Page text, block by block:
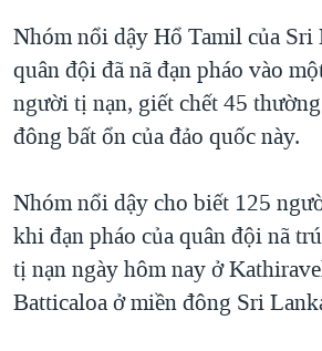
Đi
tới
"Tìm"
TỰ DO BÁO CHÍ
VẠCH TRẦN TIN GIẢ
NGƯỜI VIỆT HẢI NGOẠI
ĐỜI SỐNG
KHOA HỌC
SỨC KHOẺ
VĂN HOÁ
CHUYÊN ĐỀ
CHIẾN TRANH THƯƠNG MẠI CỦA
HÀNH TRÌNH BẦU CỬ 2024
GIẢI MÃ VÀNH ĐAI & CON ĐƯỜNG
NGÀY TỊ NẠN THẾ GIỚI
TRỊNH VĨNH BÌNH - NGƯỜI HẠ 'BÊN
HỌC TIẾNG ANH
VIDEO
NGHE
MẠNG XÃ HỘI
Ngôn ngữ khác
Nhóm nổi dậy Hổ Tamil của Sri
quân đội đã nã đạn pháo vào
người tị nạn, giết chết 45
đông bất ổn của đảo quốc này.
Nhóm nổi dậy cho biết 125
khi đạn pháo của quân đội nã
tị nạn ngày hôm nay ở
Batticaloa ở miền đông Sri